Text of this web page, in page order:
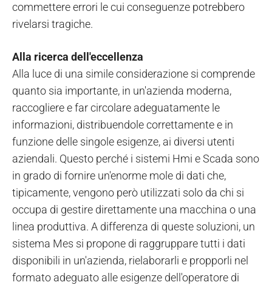
commettere errori le cui conseguenze potrebbero
rivelarsi tragiche.
Alla ricerca dell'eccellenza
Alla luce di una simile considerazione si comprende
quanto sia importante, in un'azienda moderna,
raccogliere e far circolare adeguatamente le
informazioni, distribuendole correttamente e in
funzione delle singole esigenze, ai diversi utenti
aziendali. Questo perché i sistemi Hmi e Scada sono
in grado di fornire un'enorme mole di dati che,
tipicamente, vengono però utilizzati solo da chi si
occupa di gestire direttamente una macchina o una
linea produttiva. A differenza di queste soluzioni, un
sistema Mes si propone di raggruppare tutti i dati
disponibili in un'azienda, rielaborarli e propporli nel
formato adeguato alle esigenze dell'operatore di